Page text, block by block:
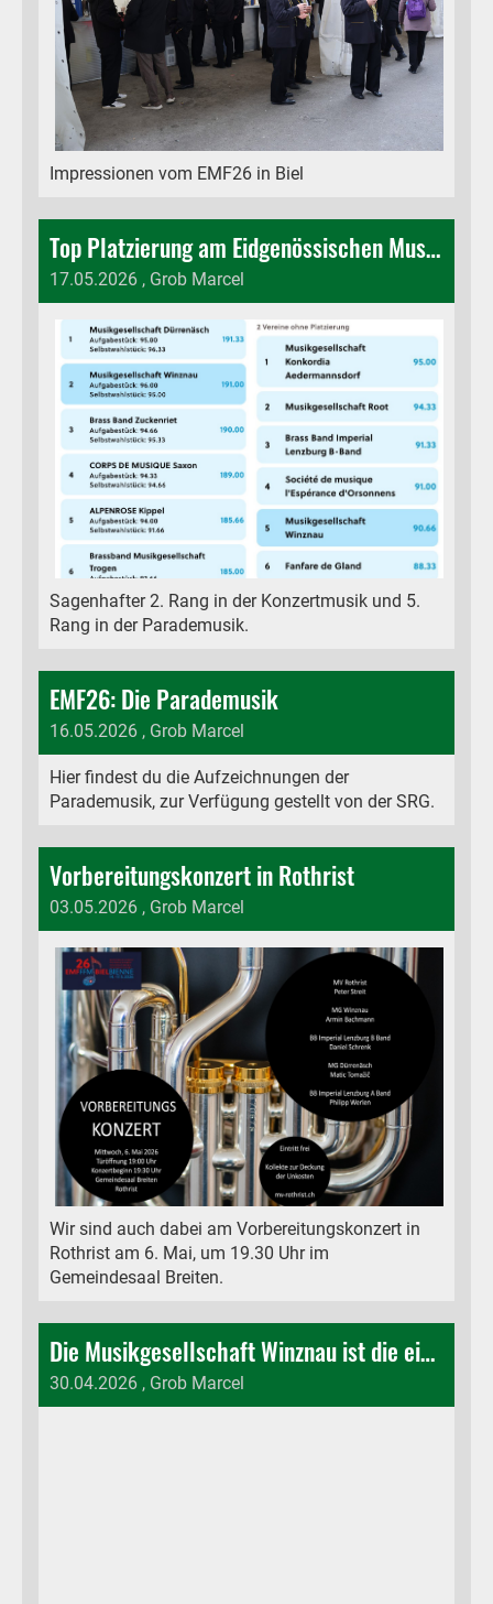
Impressionen vom EMF26 in Biel
Top Platzierung am Eidgenössischen Musikfest in Biel
17.05.2026 , Grob Marcel
Sagenhafter 2. Rang in der Konzertmusik und 5.
Rang in der Parademusik.
EMF26: Die Parademusik
16.05.2026 , Grob Marcel
Hier findest du die Aufzeichnungen der
Parademusik, zur Verfügung gestellt von der SRG.
Vorbereitungskonzert in Rothrist
03.05.2026 , Grob Marcel
Wir sind auch dabei am Vorbereitungskonzert in
Rothrist am 6. Mai, um 19.30 Uhr im
Gemeindesaal Breiten.
Die Musikgesellschaft Winznau ist die einzige Niederämter Brassband am Musikfest
30.04.2026 , Grob Marcel